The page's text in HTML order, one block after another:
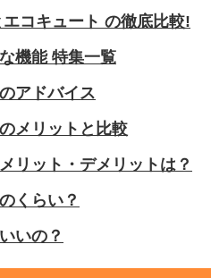
コキュート の徹底比較!
機能 特集一覧
アドバイス
メリットと比較
リット・デメリットは？
くらい？
いの？